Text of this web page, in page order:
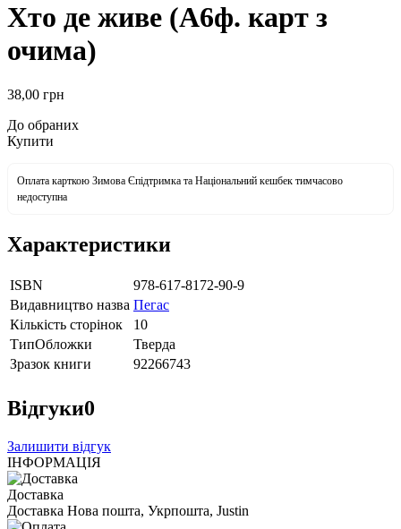
Хто де живе (А6ф. карт з
очима)
38,00 грн
До обраних
Купити
Оплата карткою Зимова Єпідтримка та Національний кешбек тимчасово
недоступна
Характеристики
ISBN
978-617-8172-90-9
Видавництво назва Пегас
Кількість сторінок
10
ТипОбложки
Тверда
Зразок книги
92266743
Відгуки0
Залишити відгук
ІНФОРМАЦІЯ
Доставка
Доставка Нова пошта, Укрпошта, Justin